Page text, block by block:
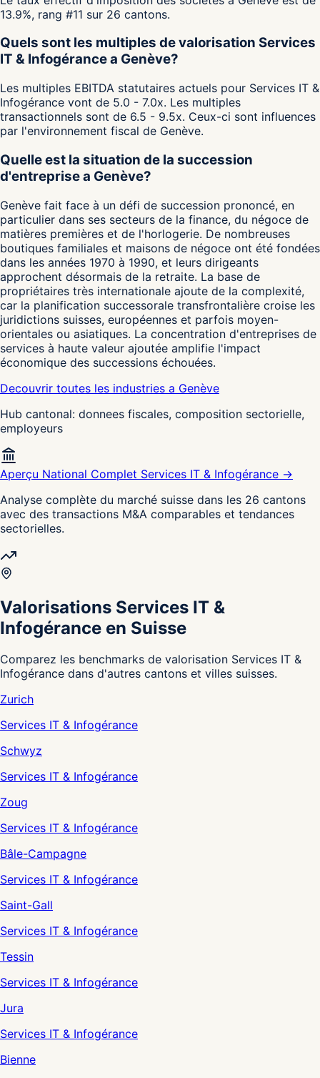
13.9%, rang #11 sur 26 cantons.
Quels sont les multiples de valorisation Services
IT & Infogérance a Genève?
Les multiples EBITDA statutaires actuels pour Services IT &
Infogérance vont de 5.0 - 7.0x. Les multiples
transactionnels sont de 6.5 - 9.5x. Ceux-ci sont influences
par l'environnement fiscal de Genève.
Quelle est la situation de la succession
d'entreprise a Genève?
Genève fait face à un défi de succession prononcé, en
particulier dans ses secteurs de la finance, du négoce de
matières premières et de l'horlogerie. De nombreuses
boutiques familiales et maisons de négoce ont été fondées
dans les années 1970 à 1990, et leurs dirigeants
approchent désormais de la retraite. La base de
propriétaires très internationale ajoute de la complexité,
car la planification successorale transfrontalière croise les
juridictions suisses, européennes et parfois moyen-
orientales ou asiatiques. La concentration d'entreprises de
services à haute valeur ajoutée amplifie l'impact
économique des successions échouées.
Decouvrir toutes les industries a Genève
Hub cantonal: donnees fiscales, composition sectorielle,
employeurs
Aperçu National Complet Services IT & Infogérance →
Analyse complète du marché suisse dans les 26 cantons
avec des transactions M&A comparables et tendances
sectorielles.
Valorisations Services IT &
Infogérance en Suisse
Comparez les benchmarks de valorisation Services IT &
Infogérance dans d'autres cantons et villes suisses.
Zurich
Services IT & Infogérance
Schwyz
Services IT & Infogérance
Zoug
Services IT & Infogérance
Bâle-Campagne
Services IT & Infogérance
Saint-Gall
Services IT & Infogérance
Tessin
Services IT & Infogérance
Jura
Services IT & Infogérance
Bienne